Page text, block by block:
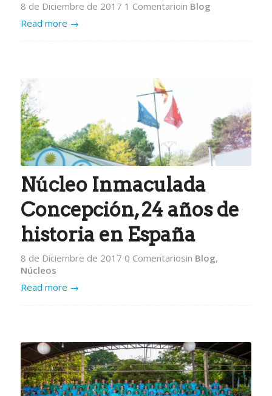
8 de Diciembre de 2017 1 Comentarioin Blog
Read more →
Núcleo Inmaculada
Concepción, 24 años de
historia en España
8 de Diciembre de 2017 0 Comentariosin Blog,
Núcleos
Read more →